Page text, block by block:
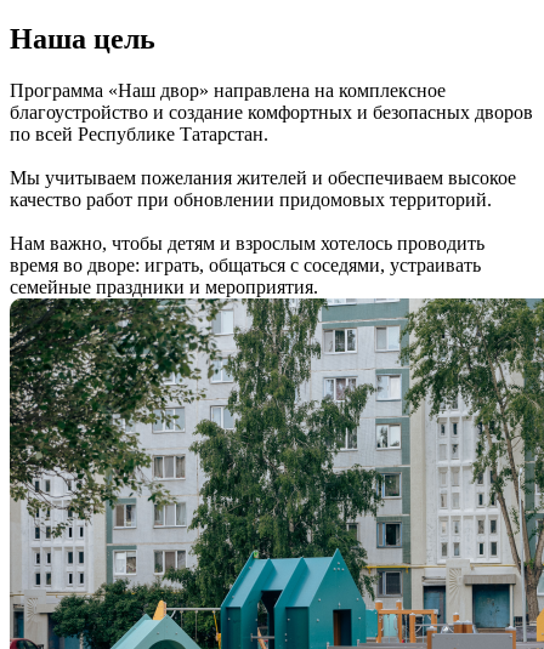
Наша цель
Программа «Наш двор» направлена на комплексное
благоустройство и создание комфортных и безопасных дворов
по всей Республике Татарстан.
Мы учитываем пожелания жителей и обеспечиваем высокое
качество работ при обновлении придомовых территорий.
Нам важно, чтобы детям и взрослым хотелось проводить
время во дворе: играть, общаться с соседями, устраивать
семейные праздники и мероприятия.